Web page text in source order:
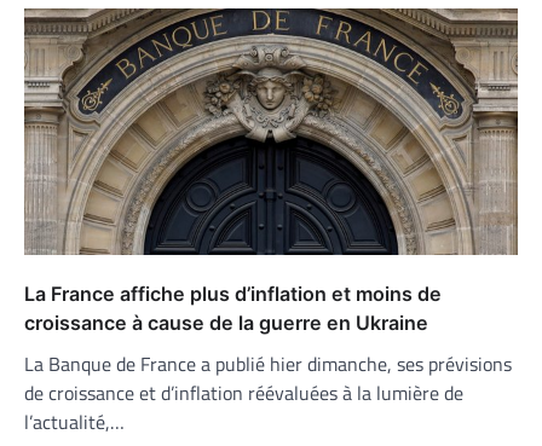
La France affiche plus d’inflation et moins de
croissance à cause de la guerre en Ukraine
La Banque de France a publié hier dimanche, ses prévisions
de croissance et d’inflation réévaluées à la lumière de
l’actualité,…